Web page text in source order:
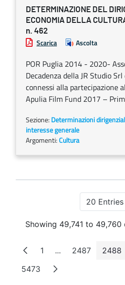
DETERMINAZIONE DEL
ECONOMIA DELLA
n. 462
Scarica Ascolta
POR Puglia 2014 - 2020-
Decadenza della JR Studio
connessi alla partecipazione
Apulia Film Fund 2017 –
Sezione: Determinazioni
interesse generale
Argomenti:Cultura
20 Entries
Per
Showing 49,741 to
Page
1 ...Intermediate Pages
Page
2487 2488
Page
5473